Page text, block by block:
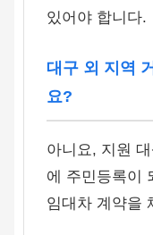
있어야 합니다.
대구 외 지역
요?
아니요, 지원
에 주민등록이
임대차 계약을